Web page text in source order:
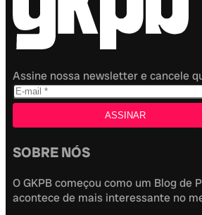
Assine nossa newsletter e cancele
SOBRE NÓS
O GKPB começou como um Blog
acontece de mais interessante no